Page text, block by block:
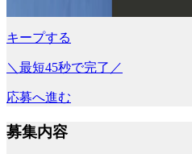
キープする
＼最短45秒で完了／
応募へ進む
募集内容